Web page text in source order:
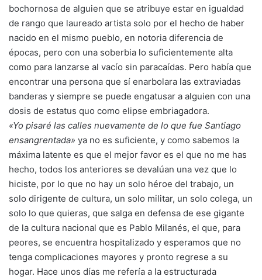
bochornosa de alguien que se atribuye estar en igualdad
de rango que laureado artista solo por el hecho de haber
nacido en el mismo pueblo, en notoria diferencia de
épocas, pero con una soberbia lo suficientemente alta
como para lanzarse al vacío sin paracaídas. Pero había que
encontrar una persona que sí enarbolara las extraviadas
banderas y siempre se puede engatusar a alguien con una
dosis de estatus quo como elipse embriagadora.
«Yo pisaré las calles nuevamente de lo que fue Santiago
ensangrentada» ya no es suficiente, y como sabemos la
máxima latente es que el mejor favor es el que no me has
hecho, todos los anteriores se devalúan una vez que lo
hiciste, por lo que no hay un solo héroe del trabajo, un
solo dirigente de cultura, un solo militar, un solo colega, un
solo lo que quieras, que salga en defensa de ese gigante
de la cultura nacional que es Pablo Milanés, el que, para
peores, se encuentra hospitalizado y esperamos que no
tenga complicaciones mayores y pronto regrese a su
hogar. Hace unos días me refería a la estructurada